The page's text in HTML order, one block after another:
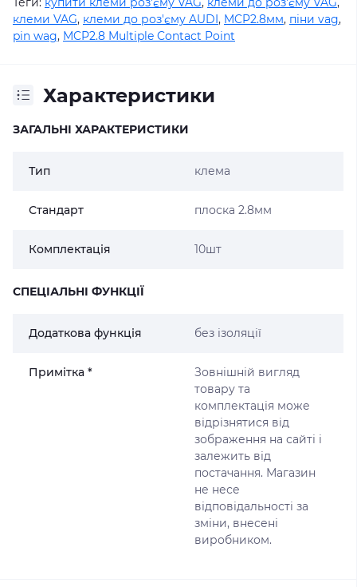
клеми VAG, клеми до роз'єму AUDI, MCP2.8мм, піни vag,
pin wag, MCP2.8 Multiple Contact Point
Характеристики
ЗАГАЛЬНІ ХАРАКТЕРИСТИКИ
Тип клема
Стандарт плоска 2.8мм
Комплектація 10шт
СПЕЦІАЛЬНІ ФУНКЦІЇ
Додаткова функція без ізоляції
Примітка *
Зовнішній вигляд
товару та
комплектація може
відрізнятися від
зображення на сайті і
залежить від
постачання. Магазин
не несе
відповідальності за
зміни, внесені
виробником.